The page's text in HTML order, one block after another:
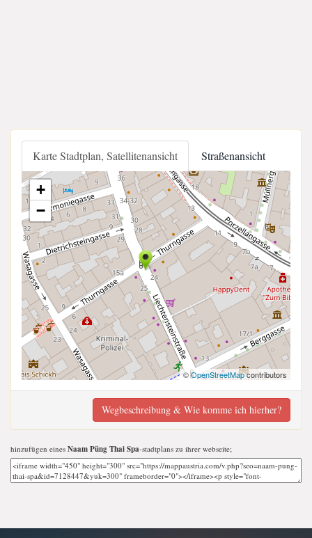
Karte Stadtplan, Satellitenansicht Straßenansicht
+
−
©OpenStreetMapcontributors
Wegbeschreibung & Wie komme ich hierher?
hinzufügen eines Naam Püng Thai Spa-stadtplans zu ihrer webseite;